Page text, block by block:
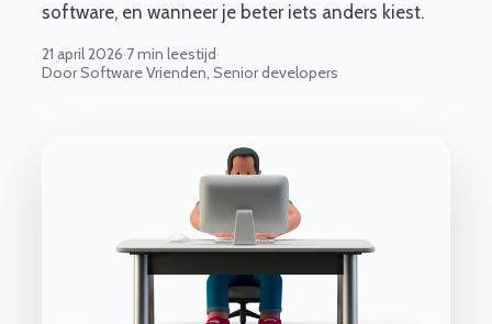
software, en wanneer je beter iets anders kiest.
21 april 2026·7 min leestijd·
Door Software Vrienden, Senior developers